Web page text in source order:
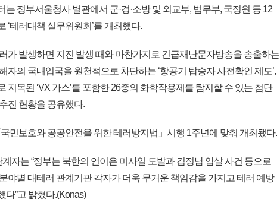
정부서울청사 별관에서 군·경·소방 및 외교부, 법무부, 국정원 등 12
‘테러대책 실무위원회’를 개최했다.
가 발생하면 지진 발생 때와 마찬가지로 긴급재난문자방송을 송출하는
자의 국내입국을 원천적으로 차단하는 ‘항공기 탑승자 사전확인 제도’,
지목된 ‘VX 가스’를 포함한 26종의 화학작용제를 탐지할 수 있는 첨단
진 현황을 공유했다.
민보호와 공공안전을 위한 테러방지법」시행 1주년에 맞춰 개최됐다.
자는 “정부는 북한의 연이은 미사일 도발과 김정남 암살 사건 등으로
야별 대테러 관계기관 각자가 더욱 무거운 책임감을 가지고 테러 예방
다”고 밝혔다.(Konas)